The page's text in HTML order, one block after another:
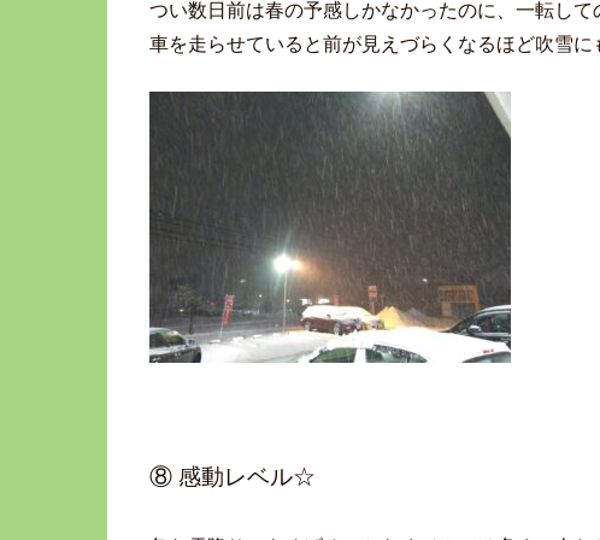
つい数日前は春の予感しかなかったのに、一転して
車を走らせていると前が見えづらくなるほど吹雪に
⑧ 感動レベル☆